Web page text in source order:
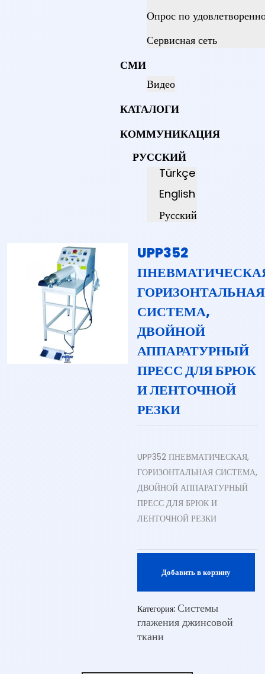
Опрос по
Сервисная сеть
СМИ
Видео
КАТАЛОГИ
КОММУНИКАЦИЯ
РУССКИЙ
Türkçe
English
Русский
UPP352
ГОРИЗОНТАЛЬНАЯ
СИСТЕМА,
ДВОЙНОЙ
АППАРАТУРНЫЙ
ПРЕСС ДЛЯ БРЮК
И ЛЕНТОЧНОЙ
РЕЗКИ
UPP352 ПНЕВМАТИЧЕСКАЯ,
ГОРИЗОНТАЛЬНАЯ СИСТЕМА,
ДВОЙНОЙ АППАРАТУРНЫЙ
ПРЕСС ДЛЯ БРЮК И
ЛЕНТОЧНОЙ РЕЗКИ
Добавить в корзину
Категория:Системы
глажения джинсовой
ткани